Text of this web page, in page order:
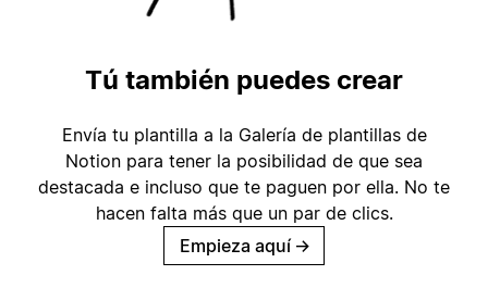
Tú también puedes crear
Envía tu plantilla a la Galería de plantillas de
Notion para tener la posibilidad de que sea
destacada e incluso que te paguen por ella. No te
hacen falta más que un par de clics.
Empieza aquí →